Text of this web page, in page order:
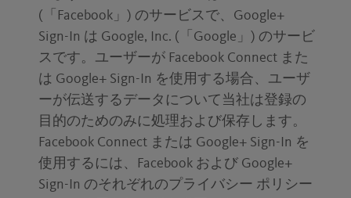
(「Facebook」) のサービスで、Google+
Sign-In は Google, Inc. (「Google」) のサービ
スです。ユーザーが Facebook Connect また
は Google+ Sign-In を使用する場合、ユーザ
ーが伝送するデータについて当社は登録の
目的のためのみに処理および保存します。
Facebook Connect または Google+ Sign-In を
使用するには、Facebook および Google+
Sign-In のそれぞれのプライバシー ポリシー